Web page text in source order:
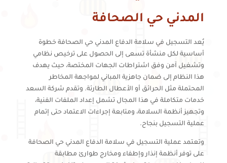
المدني حي الصحافة
يُعد التسجيل في سلامة الدفاع المدني حي الصحافة خطوة
أساسية لكل منشأة تسعى إلى الحصول على ترخيص نظامي
وتشغيل آمن وفق اشتراطات الجهات المختصة، حيث يهدف
هذا النظام إلى ضمان جاهزية المباني لمواجهة المخاطر
المحتملة مثل الحرائق أو الأعطال الطارئة. وتقدم شركة السعد
خدمات متكاملة في هذا المجال تشمل إعداد الملفات الفنية،
وتجهيز أنظمة السلامة، ومتابعة إجراءات الاعتماد حتى إتمام
عملية التسجيل بنجاح.
وتعتمد عملية التسجيل في سلامة الدفاع المدني حي الصحافة
على توفر أنظمة إنذار وإطفاء ومخارج طوارئ مطابقة